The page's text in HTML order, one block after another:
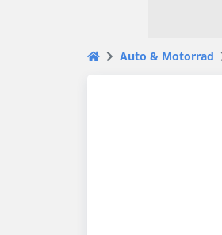
Auto & Motorrad